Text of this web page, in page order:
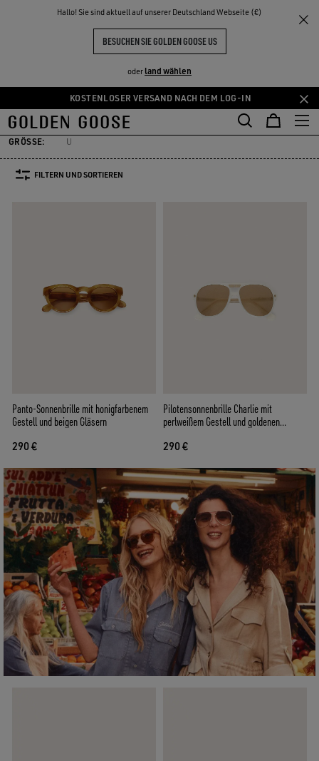
Hallo! Sie sind aktuell auf unserer Deutschland Webseite (€)
BESUCHEN SIE GOLDEN GOOSE US
oder land wählen
Zum
Hauptinhalt
springen
Zum
Footer-
Inhalt
springen
KOSTENLOSER VERSAND NACH DEM LOG-IN
ERLEBNISSE THE
COMMUNITY
Accessories Sonnenbrillen
SONNENBRILLEN FÜR DAMEN
und Schals
und Schals
Gürtel
Gürtel
Sonnenbrillen Alles Anzeigen
GRÖSSE: U
FILTERN UND SORTIEREN
Panto-Sonnenbrille mit honigfarbenem
Gestell und beigen Gläsern
290 €
Pilotensonnenbrille Charlie mit
perlweißem Gestell und goldenen
290 €